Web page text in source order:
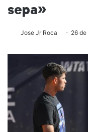
sepa»
Jose Jr Roca 26